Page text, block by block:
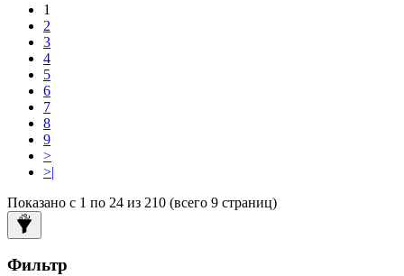
1
2
3
4
5
6
7
8
9
>
>|
Показано с 1 по 24 из 210 (всего 9 страниц)
Фильтр